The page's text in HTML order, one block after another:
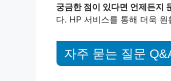
궁금한 점이 있다면 언제든지
다. HP 서비스를 통해 더욱
자주 묻는 질문